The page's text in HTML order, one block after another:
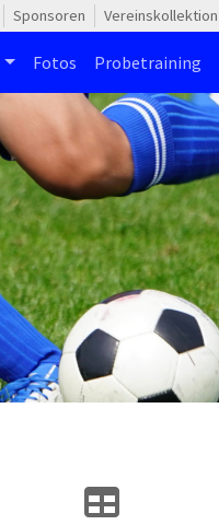
Sponsoren Vereinskollektion
Fotos Probetraining